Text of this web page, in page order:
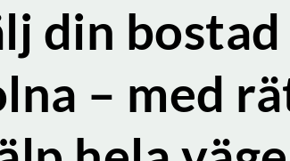
din bostad
– med